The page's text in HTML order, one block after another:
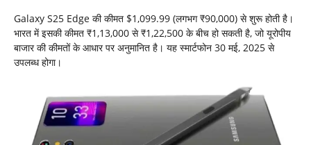
Galaxy S25 Edge की कीमत $1,099.99 (लगभग ₹90,000) से शुरू होती है।
भारत में इसकी कीमत ₹1,13,000 से ₹1,22,500 के बीच हो सकती है, जो यूरोपीय
बाजार की कीमतों के आधार पर अनुमानित है। यह स्मार्टफोन 30 मई, 2025 से
उपलब्ध होगा।